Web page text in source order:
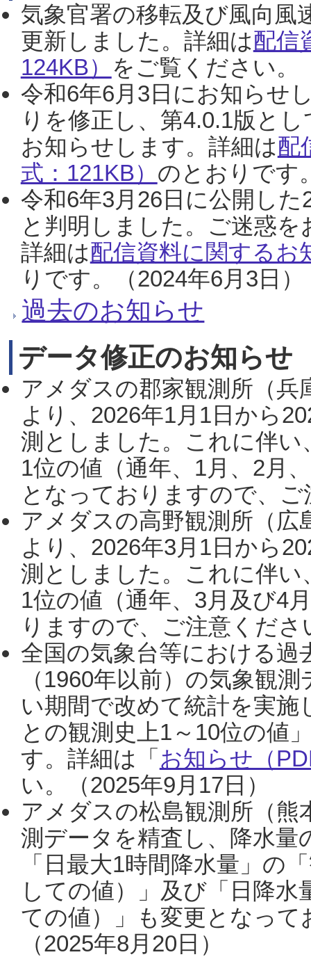
気象官署の移転及び風向風
更新しました。詳細は配信
124KB） をご覧ください。
令和6年6月3日にお知らせ
りを修正し、第4.0.1版と
お知らせします。詳細は配
式：121KB） のとおりです
令和6年3月26日に公開し
と判明しました。ご迷惑
詳細は配信資料に関するお
りです。（2024年6月3日）
過去のお知らせ
データ修正のお知らせ
アメダスの郡家観測所（
より、2026年1月1日から
測としました。これに伴い
1位の値（通年、1月、2月
となっておりますので、
アメダスの高野観測所（
より、2026年3月1日から
測としました。これに伴い
1位の値（通年、3月及び4
りますので、ご注意くだ
全国の気象台等における過
（1960年以前）の気象観
い期間で改めて統計を実
との観測史上1～10位の値
す。詳細は「 お知らせ（
い。（2025年9月17日）
アメダスの松島観測所（熊
測データを精査し、降水
「日最大1時間降水量」の
しての値）」及び「日降
ての値）」も変更となっ
（2025年8月20日）